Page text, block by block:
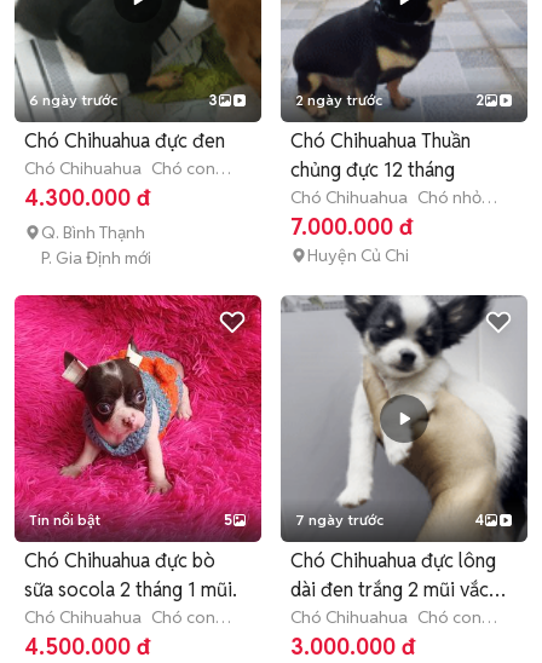
6 ngày trước 3
Chó Chihuahua đực đen
Chó Chihuahua Chó con
(dưới 3 tháng tuổi)
4.300.000 đ
Q. Bình Thạnh
P. Gia Định mới
2 ngày trước 2
Chó Chihuahua Thuần
chủng đực 12 tháng
Chó Chihuahua Chó nhỏ
(dưới 1 năm tuổi)
7.000.000 đ
Huyện Củ Chi
Tin nổi bật 5
Chó Chihuahua đực bò
sữa socola 2 tháng 1 mũi.
Chó Chihuahua Chó con
(dưới 3 tháng tuổi)
4.500.000 đ
7 ngày trước 4
Chó Chihuahua đực lông
dài đen trắng 2 mũi vắc
xin
Chó Chihuahua Chó con
(dưới 3 tháng tuổi)
3.000.000 đ